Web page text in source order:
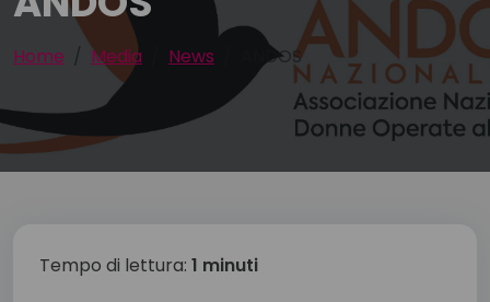
Home Media News ANDOS
Tempo di lettura: 1 minuti